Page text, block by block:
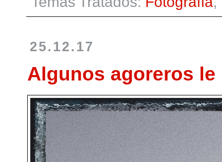
25.12.17
Algunos agoreros